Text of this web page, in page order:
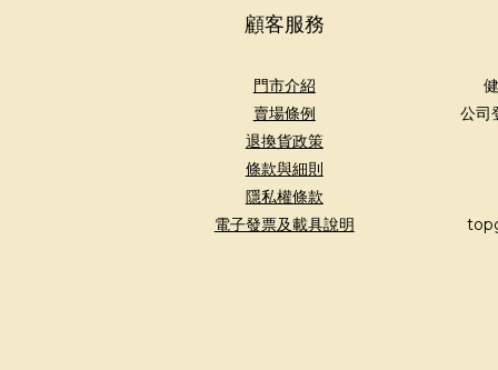
顧客服務
門市介紹
賣場條例
退換貨政策
條款與細則
隱私權條款
電子發票及載具說明
公司